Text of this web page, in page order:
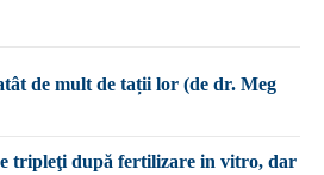
de mult de tații lor (de dr. Meg
tripleţi după fertilizare in vitro, dar